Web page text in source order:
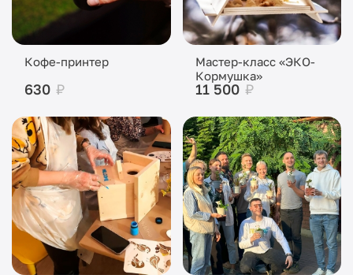
Кофе-принтер
630 ₽
Мастер-класс «ЭКО-
Кормушка»
11 500 ₽